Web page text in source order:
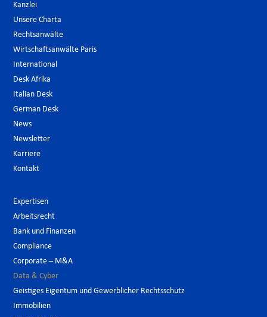
Kanzlei
Unsere Charta
Rechtsanwälte
Wirtschaftsanwälte Paris
International
Desk Afrika
Italian Desk
German Desk
News
Newsletter
Karriere
Kontakt
Expertisen
Arbeitsrecht
Bank und Finanzen
Compliance
Corporate – M&A
Data & Cyber
Geistiges Eigentum und Gewerblicher Rechtsschutz
Immobilien